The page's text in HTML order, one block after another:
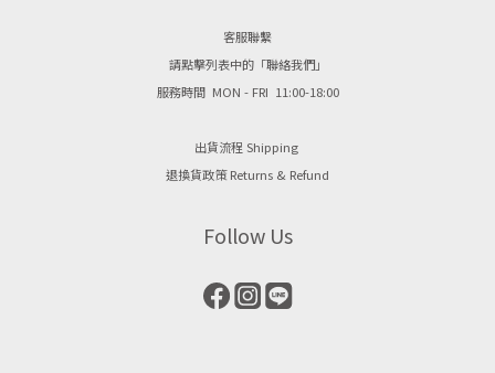
客服聯繫
請點擊列表中的「聯絡我們」
服務時間 MON - FRI 11:00-18:00
出貨流程 Shipping
退換貨政策 Returns & Refund
Follow Us